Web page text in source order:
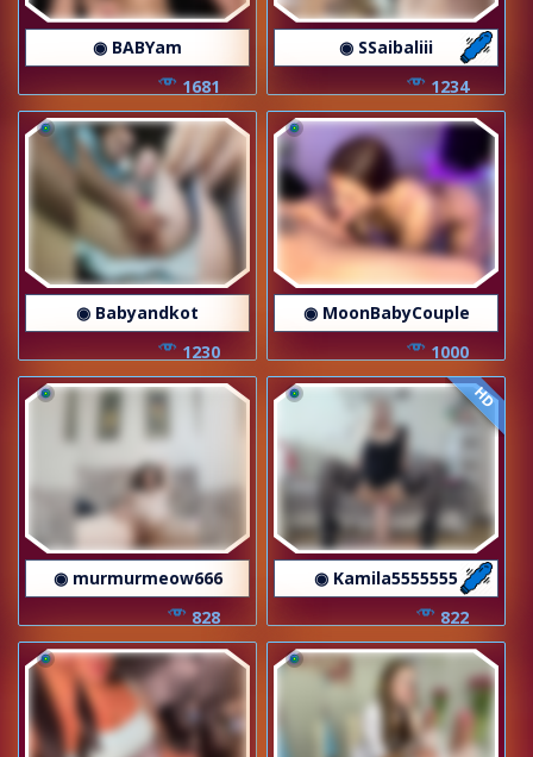
◉ BABYam
1681
◉ SSaibaliii
1234
◉ Babyandkot
1230
◉ MoonBabyCouple
1000
◉ murmurmeow666
828
HD
◉ Kamila5555555
822